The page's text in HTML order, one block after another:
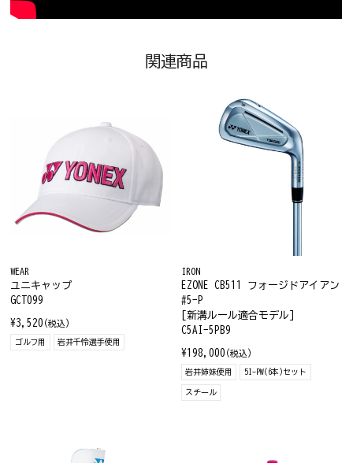
関連商品
WEAR
ユニキャップ
GCT099
¥3,520 (税込)
ゴルフ用 岩井千怜選手使用
IRON
EZONE CB511 フォージドアイアン
#5-P
[新溝ルール適合モデル]
C5AI-5PB9
¥198,000 (税込)
岩井姉妹使用 5I-PW(6本)セット
スチール